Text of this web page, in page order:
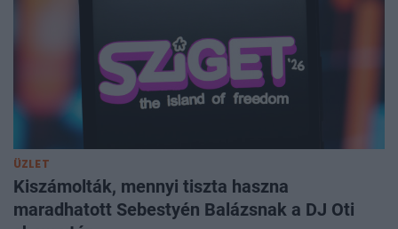
ÜZLET
Kiszámolták, mennyi tiszta haszna
maradhatott Sebestyén Balázsnak a DJ Oti